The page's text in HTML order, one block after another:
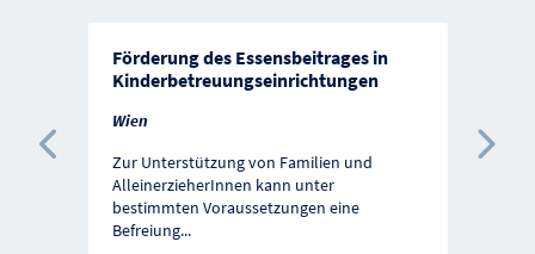
Förderung des Essensbeitrages in
Kinderbetreuungseinrichtungen
Wien
Zur Unterstützung von Familien und
AlleinerzieherInnen kann unter
bestimmten Voraussetzungen eine
Befreiung...
Vorherige Förderung